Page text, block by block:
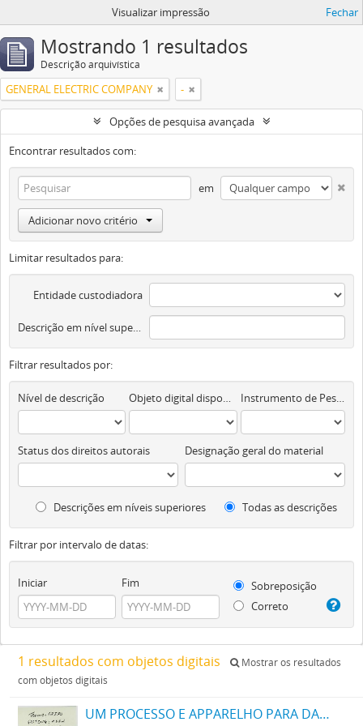
Visualizar impressão Fechar
Mostrando 1 resultados
Descrição arquivística
GENERAL ELECTRIC COMPANY -
Opções de pesquisa avançada
Encontrar resultados com:
em
Adicionar novo critério
Limitar resultados para:
Entidade custodiadora
Descrição em nível superior
Filtrar resultados por:
Nível de descrição Objeto digital disponível Instrumento de Pesquisa
Status dos direitos autorais Designação geral do material
Descrições em níveis superiores Todas as descrições
Filtrar por intervalo de datas:
Iniciar Fim
Sobreposição
Correto
1 resultados com objetos digitais
Mostrar os resultados
com objetos digitais
UM PROCESSO E APPARELHO PARA DAR FORMA A FILAMENTOS PARA LAMPADAS ELECTRICAS DE INCANDESCENCIA